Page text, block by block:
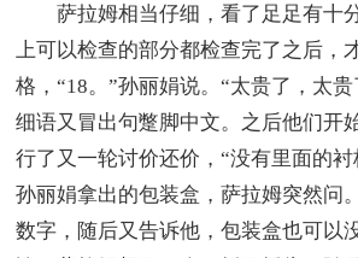
萨拉姆相当仔细，看了足足有十
上可以检查的部分都检查完了之后，
格，“18。”孙丽娟说。“太贵了，太
细语又冒出句蹩脚中文。之后他们开
行了又一轮讨价还价，“没有里面的
孙丽娟拿出的包装盒，萨拉姆突然问
数字，随后又告诉他，包装盒也可以